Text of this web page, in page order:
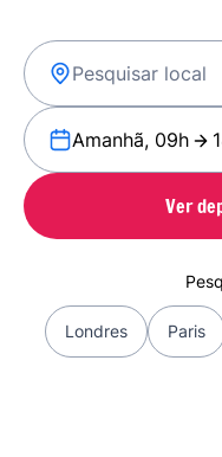
Amanhã, 09h
Ver
Londres Paris